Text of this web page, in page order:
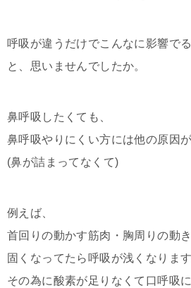
呼吸が違うだけでこんなに影響でる
と、思いませんでしたか。
鼻呼吸したくても、
鼻呼吸やりにくい方には他の原因
(鼻が詰まってなくて)
例えば、
首回りの動かす筋肉・胸周りの動
固くなってたら呼吸が浅くなります
その為に酸素が足りなくて口呼吸